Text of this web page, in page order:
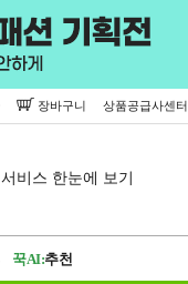
장바구니 상품공급사센터
서비스 한눈에 보기
꾹AI:추천